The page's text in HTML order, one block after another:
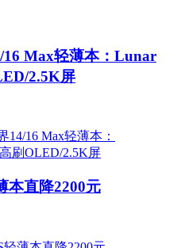
16 Max轻薄本：Lunar
2.5K屏
本直降2200元